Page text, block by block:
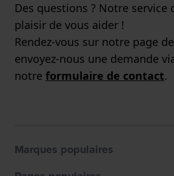
Des questions ? Notre service
plaisir de vous aider !
Rendez-vous sur notre page
envoyez-nous une demande
notre formulaire de contact.
Marques populaires